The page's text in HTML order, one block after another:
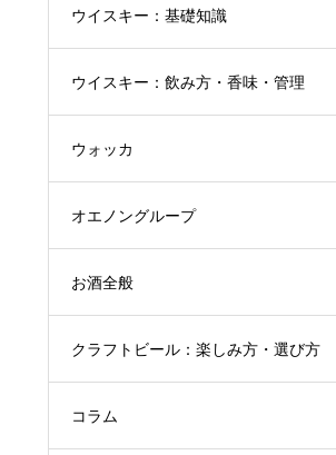
ウイスキー：基礎知識
ウイスキー：飲み方・香味・管理
ウォッカ
オエノングループ
お酒全般
クラフトビール：楽しみ方・選び方
コラム